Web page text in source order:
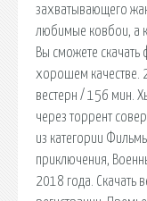
захватывающего
любимые ковбои, а
Вы сможете
хорошем качестве.
вестерн / 156 мин.
через торрент
из категории
приключения,
2018 года. Скачать